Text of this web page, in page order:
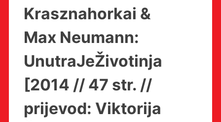
Krasznahorkai &
Max Neumann:
UnutraJeŽivotinja
[2014 // 47 str. //
prijevod: Viktorija